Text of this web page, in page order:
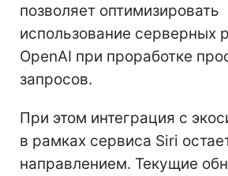
позволяет оптимизировать
использование серверных
OpenAI при проработке
запросов.
При этом интеграция с
в рамках сервиса Siri
направлением. Текущие